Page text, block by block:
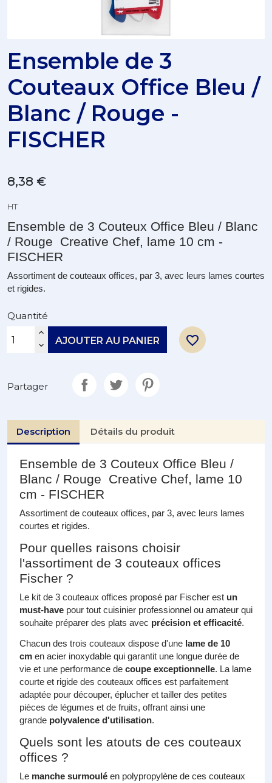
Ensemble de 3
Couteaux Office Bleu /
Blanc / Rouge -
FISCHER
8,38 €
HT
Ensemble de 3 Couteux Office Bleu / Blanc
/ Rouge Creative Chef, lame 10 cm -
FISCHER
Assortiment de couteaux offices, par 3, avec leurs lames courtes
et rigides.
Quantité
AJOUTER AU PANIER favorite_border
Partager
Description Détails du produit
Ensemble de 3 Couteux Office Bleu /
Blanc / Rouge Creative Chef, lame 10
cm - FISCHER
Assortiment de couteaux offices, par 3, avec leurs lames
courtes et rigides.
Pour quelles raisons choisir
l'assortiment de 3 couteaux offices
Fischer ?
Le kit de 3 couteaux offices proposé par Fischer est un
must-have pour tout cuisinier professionnel ou amateur qui
souhaite préparer des plats avec précision et efficacité.
Chacun des trois couteaux dispose d'une lame de 10
cm en acier inoxydable qui garantit une longue durée de
vie et une performance de coupe exceptionnelle. La lame
courte et rigide des couteaux offices est parfaitement
adaptée pour découper, éplucher et tailler des petites
pièces de légumes et de fruits, offrant ainsi une
grande polyvalence d'utilisation.
Quels sont les atouts de ces couteaux
offices ?
Le manche surmoulé en polypropylène de ces couteaux